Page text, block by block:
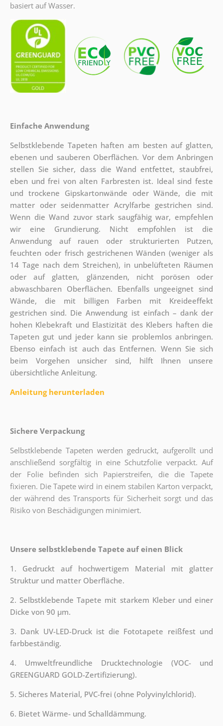
basiert auf Wasser.
Einfache Anwendung
Selbstklebende Tapeten haften am besten auf glatten,
ebenen und sauberen Oberflächen. Vor dem Anbringen
stellen Sie sicher, dass die Wand entfettet, staubfrei,
eben und frei von alten Farbresten ist. Ideal sind feste
und trockene Gipskartonwände oder Wände, die mit
matter oder seidenmatter Acrylfarbe gestrichen sind.
Wenn die Wand zuvor stark saugfähig war, empfehlen
wir eine Grundierung. Nicht empfohlen ist die
Anwendung auf rauen oder strukturierten Putzen,
feuchten oder frisch gestrichenen Wänden (weniger als
14 Tage nach dem Streichen), in unbelüfteten Räumen
oder auf glatten, glänzenden, nicht porösen oder
abwaschbaren Oberflächen. Ebenfalls ungeeignet sind
Wände, die mit billigen Farben mit Kreideeffekt
gestrichen sind. Die Anwendung ist einfach – dank der
hohen Klebekraft und Elastizität des Klebers haften die
Tapeten gut und jeder kann sie problemlos anbringen.
Ebenso einfach ist auch das Entfernen. Wenn Sie sich
beim Vorgehen unsicher sind, hilft Ihnen unsere
übersichtliche Anleitung.
Anleitung herunterladen
Sichere Verpackung
Selbstklebende Tapeten werden gedruckt, aufgerollt und
anschließend sorgfältig in eine Schutzfolie verpackt. Auf
der Folie befinden sich Papierstreifen, die die Tapete
fixieren. Die Tapete wird in einem stabilen Karton verpackt,
der während des Transports für Sicherheit sorgt und das
Risiko von Beschädigungen minimiert.
Unsere selbstklebende Tapete auf einen Blick
1. Gedruckt auf hochwertigem Material mit glatter
Struktur und matter Oberfläche.
2. Selbstklebende Tapete mit starkem Kleber und einer
Dicke von 90 µm.
3. Dank UV-LED-Druck ist die Fototapete reißfest und
farbbeständig.
4. Umweltfreundliche Drucktechnologie (VOC- und
GREENGUARD GOLD-Zertifizierung).
5. Sicheres Material, PVC-frei (ohne Polyvinylchlorid).
6. Bietet Wärme- und Schalldämmung.